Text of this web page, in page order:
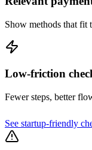
Show methods that fit
Low-friction
Fewer steps, better
See startup-friendly